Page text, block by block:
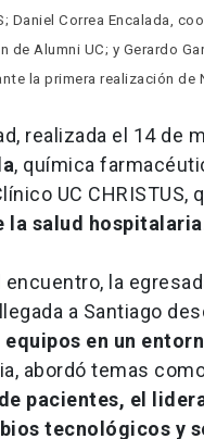
Daniel Correa Encalada,
de Alumni UC; y Gerardo
la primera realización de
realizada el 14 de
, química
UC CHRISTUS,
la salud hospitalaria
encuentro, la
a Santiago
equipos en un
abordó temas
pacientes, el
tecnológicos y